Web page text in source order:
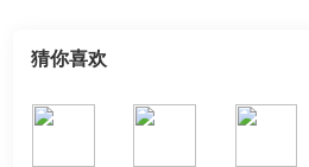
猜你喜欢